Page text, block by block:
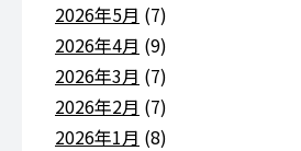
2026年5月 (7)
2026年4月 (9)
2026年3月 (7)
2026年2月 (7)
2026年1月 (8)